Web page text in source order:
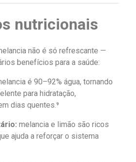
nutricionais
não é só refrescante —
benefícios para a saúde:
é 90–92% água, tornando
para hidratação,
dias quentes.⁹
melancia e limão são ricos
ajuda a reforçar o sistema